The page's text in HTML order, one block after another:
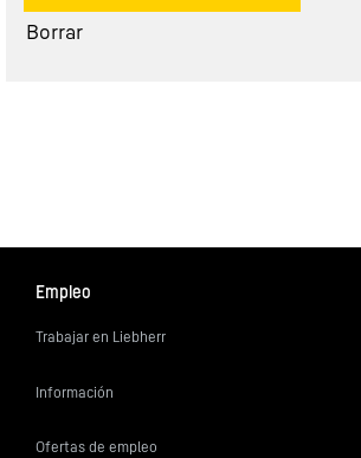
Borrar
Empleo
Trabajar en Liebherr
Información
Ofertas de empleo